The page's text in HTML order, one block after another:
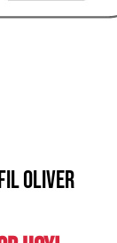
OLIVER